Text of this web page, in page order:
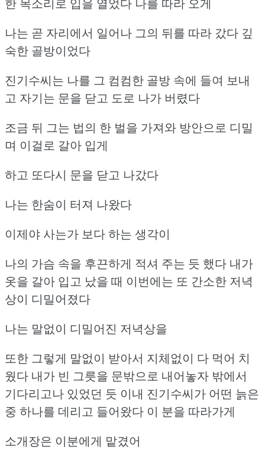
한 목소리로 입을 열었다 나를 따라 오게
나는 곧 자리에서 일어나 그의 뒤를 따라 갔다 깊
숙한 골방이었다
진기수씨는 나를 그 컴컴한 골방 속에 들여 보내
고 자기는 문을 닫고 도로 나가 버렸다
조금 뒤 그는 법의 한 벌을 가져와 방안으로 디밀
며 이걸로 갈아 입게
하고 또다시 문을 닫고 나갔다
나는 한숨이 터져 나왔다
이제야 사는가 보다 하는 생각이
나의 가슴 속을 후끈하게 적셔 주는 듯 했다 내가
옷을 갈아 입고 났을 때 이번에는 또 간소한 저녁
상이 디밀어졌다
나는 말없이 디밀어진 저녁상을
또한 그렇게 말없이 받아서 지체없이 다 먹어 치
웠다 내가 빈 그릇을 문밖으로 내어놓자 밖에서
기다리고나 있었던 듯 이내 진기수씨가 어떤 늙은
중 하나를 데리고 들어왔다 이 분을 따라가게
소개장은 이분에게 맡겼어